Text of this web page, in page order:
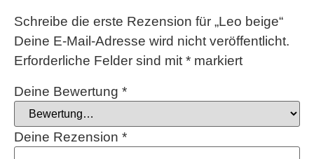
Schreibe die erste Rezension für „Leo beige“
Deine E-Mail-Adresse wird nicht veröffentlicht.
Erforderliche Felder sind mit * markiert
Deine Bewertung *
Deine Rezension *